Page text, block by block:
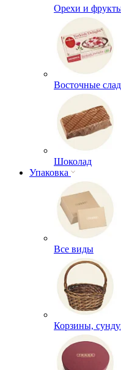
Орехи и
Восточные
Шоколад
Упаковка
Все виды
Корзины,